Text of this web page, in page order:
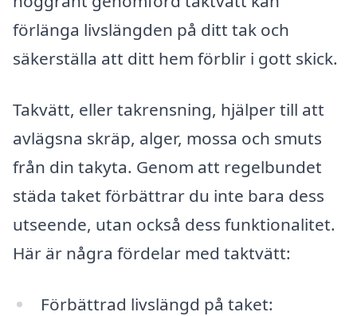
förlänga livslängden på ditt tak och
säkerställa att ditt hem förblir i gott skick.
Takvätt, eller takrensning, hjälper till att
avlägsna skräp, alger, mossa och smuts
från din takyta. Genom att regelbundet
städa taket förbättrar du inte bara dess
utseende, utan också dess funktionalitet.
Här är några fördelar med taktvätt:
Förbättrad livslängd på taket: